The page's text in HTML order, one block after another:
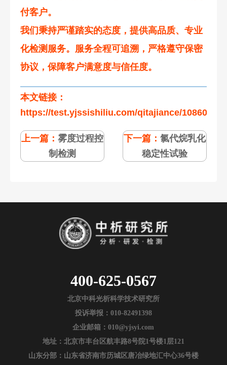
付客户。
我们秉持严谨踏实的态度，提供高品质、专业
化检测服务。服务全程可追溯，严格遵守保密
协议，保障客户满意度与信任度。
本文链接：
https://test.yjssishiliu.com/qitajiance/
上一篇： 雾度过程控
制检测
下一篇：氯代烷乳化
稳定性试验
400-625-0567
北京中科光析科学技术研究所
投诉举报：010-82491398
企业邮箱：010@yjsyi.com
地址：北京市丰台区航丰路8号院1号楼1层121
山东分部：山东省济南市历城区唐冶绿地汇中心36号楼